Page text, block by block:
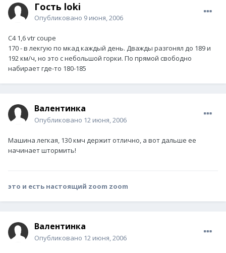
Гость loki
Опубликовано 9 июня, 2006
C4 1,6 vtr coupe
170 - в лекгую по мкад каждый день. Дважды разгонял до 189 и
192 км/ч, но это с небольшой горки. По прямой свободно
набирает где-то 180-185
Валентинка
Опубликовано 12 июня, 2006
Машина легкая, 130 кмч держит отлично, а вот дальше ее
начинает штормить!
это и есть настоящий zoom zoom
Валентинка
Опубликовано 12 июня, 2006